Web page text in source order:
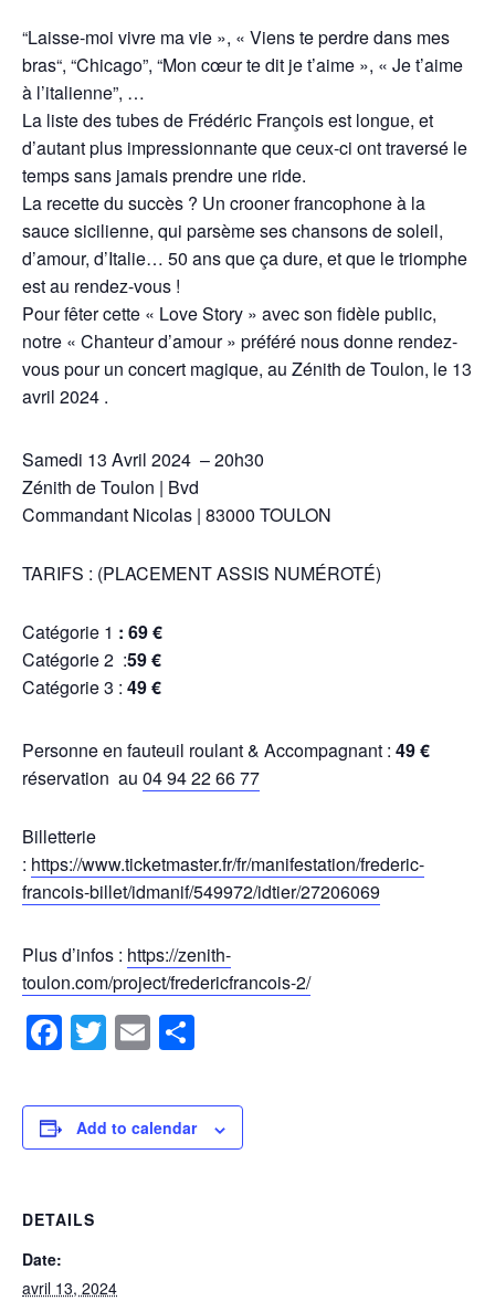
“Laisse-moi vivre ma vie », « Viens te perdre dans mes
bras“, “Chicago”, “Mon cœur te dit je t’aime », « Je t’aime
à l’italienne”, …
La liste des tubes de Frédéric François est longue, et
d’autant plus impressionnante que ceux-ci ont traversé le
temps sans jamais prendre une ride.
La recette du succès ? Un crooner francophone à la
sauce sicilienne, qui parsème ses chansons de soleil,
d’amour, d’Italie… 50 ans que ça dure, et que le triomphe
est au rendez-vous !
Pour fêter cette « Love Story » avec son fidèle public,
notre « Chanteur d’amour » préféré nous donne rendez-
vous pour un concert magique, au Zénith de Toulon, le 13
avril 2024 .
Samedi 13 Avril 2024 – 20h30
Zénith de Toulon | Bvd
Commandant Nicolas | 83000 TOULON
TARIFS : (PLACEMENT ASSIS NUMÉROTÉ)
Catégorie 1 : 69 €
Catégorie 2 :59€
Catégorie 3 : 49 €
Personne en fauteuil roulant & Accompagnant : 49 €
réservation au 04 94 22 66 77
Billetterie
: https://www.ticketmaster.fr/fr/manifestation/frederic-
francois-billet/idmanif/549972/idtier/27206069
Plus d’infos : https://zenith-
toulon.com/project/fredericfrancois-2/
Facebook
Twitter
Email
Add to calendar
DETAILS
Date:
avril 13, 2024